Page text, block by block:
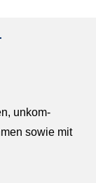
unkom­
sowie mit